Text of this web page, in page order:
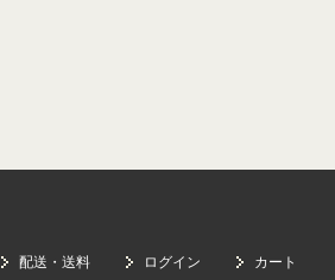
配送・送料 ログイン カート